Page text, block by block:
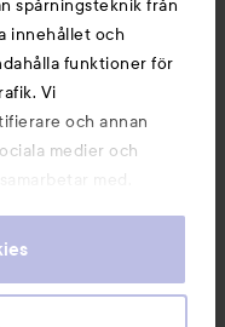
spårningsteknik från
innehållet och
funktioner för
Vi
och annan
medier och
med.
eller som de har
av vår webbplats.